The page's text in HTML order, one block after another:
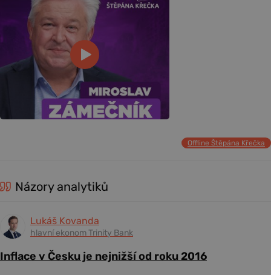
Offline Štěpána Křečka
Názory analytiků
Lukáš Kovanda
hlavní ekonom Trinity Bank
Inflace v Česku je nejnižší od roku 2016